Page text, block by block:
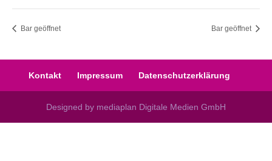
Bar geöffnet Bar geöffnet
Kontakt Impressum Datenschutzerklärung
Designed by mediaplan Digitale Medien GmbH